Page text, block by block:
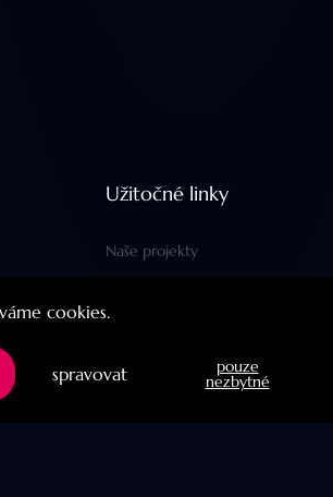
Užitočné linky
Naše projekty
cookies.
pouze
nezbytné
spravovat